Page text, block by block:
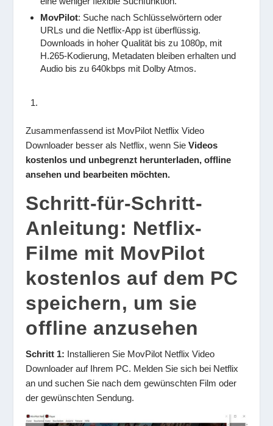
MovPilot: Suche nach Schlüsselwörtern oder
URLs und die Netflix-App ist überflüssig.
Downloads in hoher Qualität bis zu 1080p, mit
H.265-Kodierung, Metadaten bleiben erhalten und
Audio bis zu 640kbps mit Dolby Atmos.
Zusammenfassend ist MovPilot Netflix Video
Downloader besser als Netflix, wenn SieVideos
kostenlos und unbegrenzt herunterladen, offline
ansehen und bearbeiten möchten.
Schritt-für-Schritt-
Anleitung: Netflix-
Filme mit MovPilot
kostenlos auf dem PC
speichern, um sie
offline anzusehen
Schritt 1: Installieren Sie MovPilot Netflix Video
Downloader auf Ihrem PC. Melden Sie sich bei Netflix
an und suchen Sie nach dem gewünschten Film oder
der gewünschten Sendung.